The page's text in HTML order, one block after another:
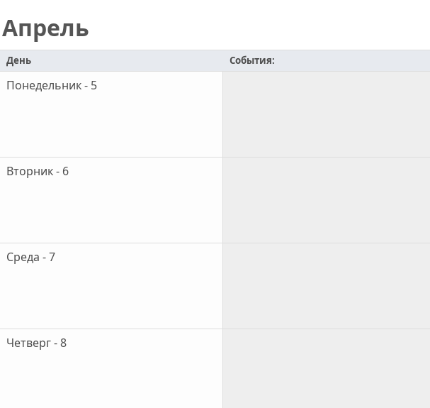
Апрель
День События:
Понедельник - 5
Вторник - 6
Среда - 7
Четверг - 8